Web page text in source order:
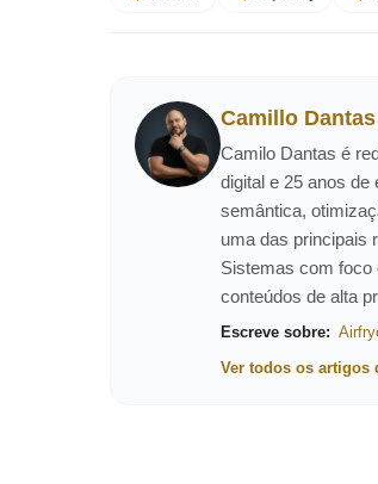
Camillo Dantas
Camilo Dantas é
digital e 25 anos
semântica,
uma das principais
Sistemas com foco
conteúdos de alta
Escreve sobre:
Ver todos os artigos